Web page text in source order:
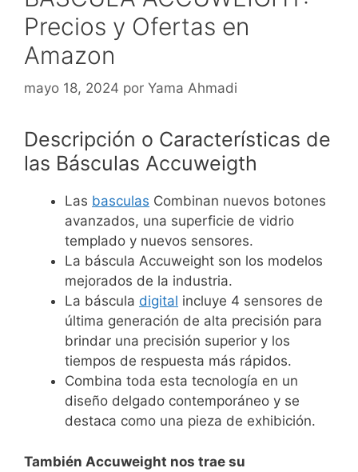
Precios y Ofertas en
Amazon
mayo 18, 2024 por Yama Ahmadi
Descripción o Características de
las Básculas Accuweigth
Las basculas Combinan nuevos botones
avanzados, una superficie de vidrio
templado y nuevos sensores.
La báscula Accuweight son los modelos
mejorados de la industria.
La báscula digital incluye 4 sensores de
última generación de alta precisión para
brindar una precisión superior y los
tiempos de respuesta más rápidos.
Combina toda esta tecnología en un
diseño delgado contemporáneo y se
destaca como una pieza de exhibición.
También Accuweight nos trae su